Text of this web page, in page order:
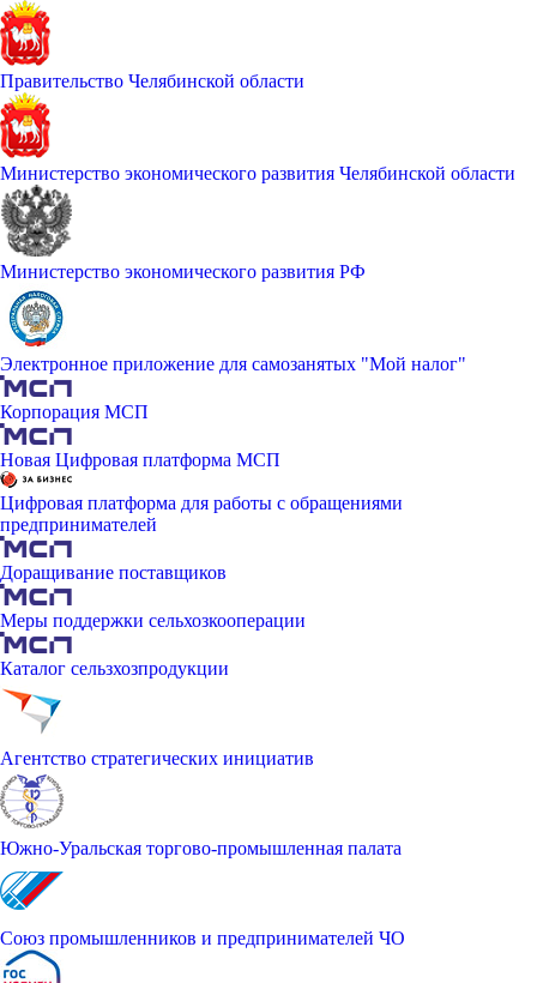
Правительство Челябинской области
Министерство экономического развития Челябинской области
Министерство экономического развития РФ
Электронное приложение для самозанятых "Мой налог"
Корпорация МСП
Новая Цифровая платформа МСП
Цифровая платформа для работы с обращениями
предпринимателей
Доращивание поставщиков
Меры поддержки сельхозкооперации
Каталог сельзхозпродукции
Агентство стратегических инициатив
Южно-Уральская торгово-промышленная палата
Союз промышленников и предпринимателей ЧО